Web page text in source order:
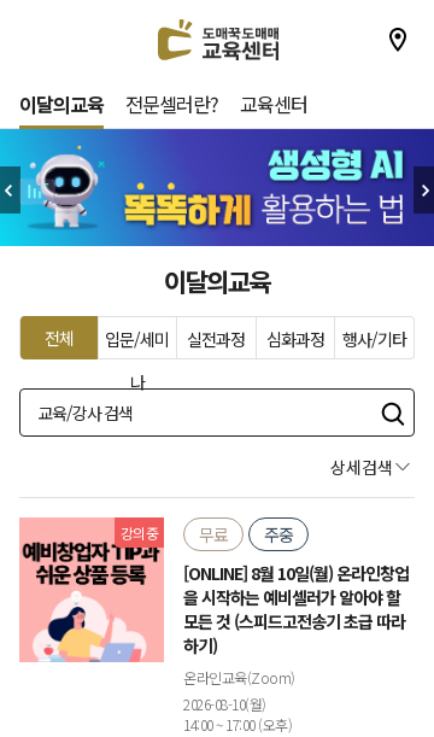
이달의교육 전문셀러란? 교육센터
이달의교육
전체
입문/세미
나
실전과정 심화과정 행사/기타
상세검색
강의중 무료
주중
[ONLINE] 8월 10일(월) 온라인창업
을 시작하는 예비셀러가 알아야 할
모든 것 (스피드고전송기 초급 따라
하기)
온라인교육(Zoom)
2026-08-10(월)
14:00 ~ 17:00 (오후)